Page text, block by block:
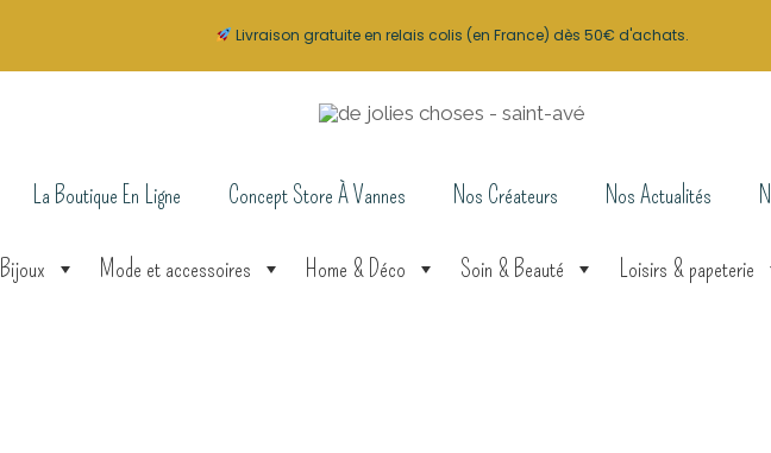
La Boutique En Ligne Concept Store À Vannes Nos Créateurs Nos Actualités
Bijoux Mode et accessoires Home & Déco Soin & Beauté Loisirs & papeterie
Livraison gratuite en relais colis (en France) dès 50€ d'achats.